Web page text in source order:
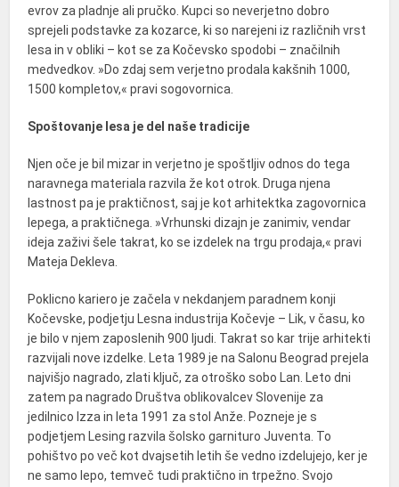
evrov za pladnje ali pručko. Kupci so neverjetno dobro
sprejeli podstavke za kozarce, ki so narejeni iz različnih vrst
lesa in v obliki – kot se za Kočevsko spodobi – značilnih
medvedkov. »Do zdaj sem verjetno prodala kakšnih 1000,
1500 kompletov,« pravi sogovornica.
Spoštovanje lesa je del naše tradicije
Njen oče je bil mizar in verjetno je spoštljiv odnos do tega
naravnega materiala razvila že kot otrok. Druga njena
lastnost pa je praktičnost, saj je kot arhitektka zagovornica
lepega, a praktičnega. »Vrhunski dizajn je zanimiv, vendar
ideja zaživi šele takrat, ko se izdelek na trgu prodaja,« pravi
Mateja Dekleva.
Poklicno kariero je začela v nekdanjem paradnem konji
Kočevske, podjetju Lesna industrija Kočevje – Lik, v času, ko
je bilo v njem zaposlenih 900 ljudi. Takrat so kar trije arhitekti
razvijali nove izdelke. Leta 1989 je na Salonu Beograd prejela
najvišjo nagrado, zlati ključ, za otroško sobo Lan. Leto dni
zatem pa nagrado Društva oblikovalcev Slovenije za
jedilnico Izza in leta 1991 za stol Anže. Pozneje je s
podjetjem Lesing razvila šolsko garnituro Juventa. To
pohištvo po več kot dvajsetih letih še vedno izdelujejo, ker je
ne samo lepo, temveč tudi praktično in trpežno. Svojo